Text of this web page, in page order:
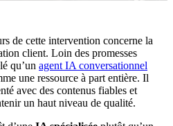
de cette intervention concerne la
client. Loin des promesses
qu’un agent IA conversationnel
une ressource à part entière. Il
avec des contenus fiables et
un haut niveau de qualité.